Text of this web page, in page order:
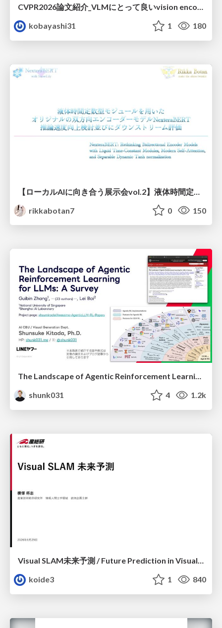
CVPR2026論文紹介_VLMにとって​良いvision encoderとは何か？​Rethinking Model Selection in VLM Through the Lens of Gromov-Wasserstein Distance​
kobayashi31
1 180
rikkabotan7
0 150
The Landscape of Agentic Reinforcement Learning for LLMs: A Survey
shunk031
4 1.2k
Visual SLAM未来予測 / Future Prediction in Visual SLAM
koide3
1 840